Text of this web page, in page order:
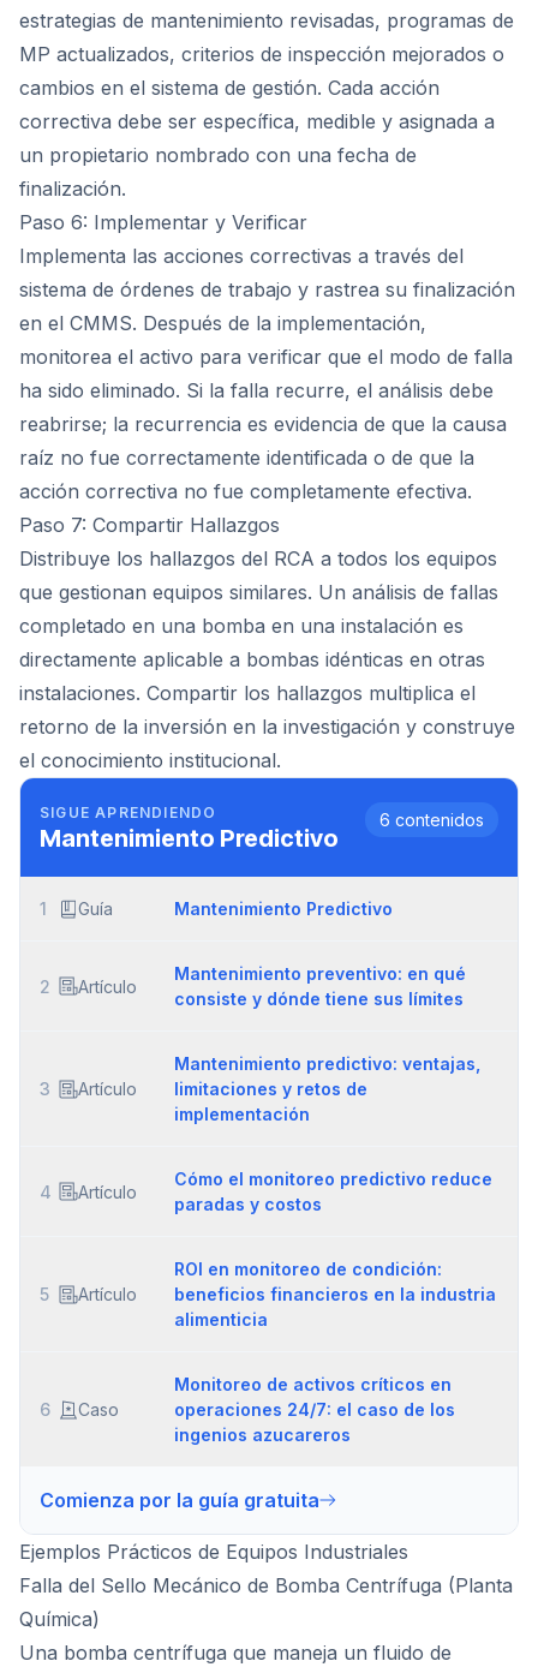
estrategias de mantenimiento revisadas, programas de
MP actualizados, criterios de inspección mejorados o
cambios en el sistema de gestión. Cada acción
correctiva debe ser específica, medible y asignada a
un propietario nombrado con una fecha de
finalización.
Paso 6: Implementar y Verificar
Implementa las acciones correctivas a través del
sistema de órdenes de trabajo y rastrea su finalización
en el CMMS. Después de la implementación,
monitorea el activo para verificar que el modo de falla
ha sido eliminado. Si la falla recurre, el análisis debe
reabrirse; la recurrencia es evidencia de que la causa
raíz no fue correctamente identificada o de que la
acción correctiva no fue completamente efectiva.
Paso 7: Compartir Hallazgos
Distribuye los hallazgos del RCA a todos los equipos
que gestionan equipos similares. Un análisis de fallas
completado en una bomba en una instalación es
directamente aplicable a bombas idénticas en otras
instalaciones. Compartir los hallazgos multiplica el
retorno de la inversión en la investigación y construye
el conocimiento institucional.
SIGUE APRENDIENDO
Mantenimiento Predictivo
6 contenidos
1 Guía Mantenimiento Predictivo
2 Artículo
Mantenimiento preventivo: en qué
consiste y dónde tiene sus límites
3 Artículo
Mantenimiento predictivo: ventajas,
limitaciones y retos de
implementación
4 Artículo
Cómo el monitoreo predictivo reduce
paradas y costos
5 Artículo
ROI en monitoreo de condición:
beneficios financieros en la industria
alimenticia
6 Caso
Monitoreo de activos críticos en
operaciones 24/7: el caso de los
ingenios azucareros
Comienza por la guía gratuita
Ejemplos Prácticos de Equipos Industriales
Falla del Sello Mecánico de Bomba Centrífuga (Planta
Química)
Una bomba centrífuga que maneja un fluido de